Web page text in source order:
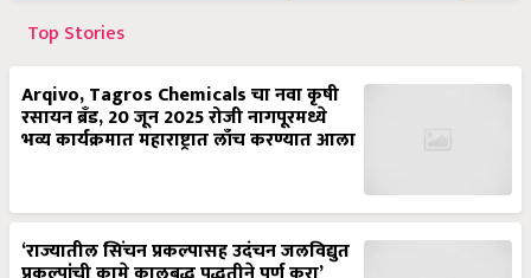
Top Stories
Arqivo, Tagros Chemicals चा नवा कृषी
रसायन ब्रँड, 20 जून 2025 रोजी नागपूरमध्ये
भव्य कार्यक्रमात महाराष्ट्रात लाँच करण्यात आला
‘राज्यातील सिंचन प्रकल्पासह उदंचन जलविद्युत